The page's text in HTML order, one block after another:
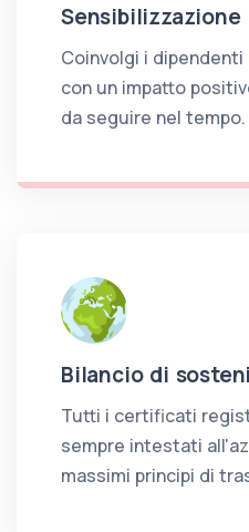
Sensibilizzazione
Coinvolgi i
con un impatto
da seguire nel tempo.
Bilancio di
Tutti i certificati
sempre intestati
massimi principi di